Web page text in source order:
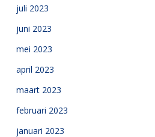
juli 2023
juni 2023
mei 2023
april 2023
maart 2023
februari 2023
januari 2023